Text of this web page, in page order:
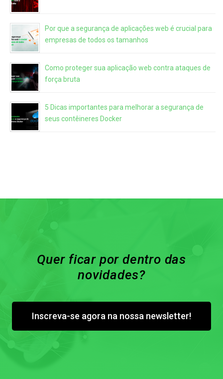
Por que a segurança de aplicações web é crucial para
empresas de todos os tamanhos
Como proteger sua aplicação web contra ataques de
força bruta
5 Dicas importantes para melhorar a segurança de
seus contêineres Docker
Quer ficar por dentro das
novidades?
Inscreva-se agora na nossa newsletter!